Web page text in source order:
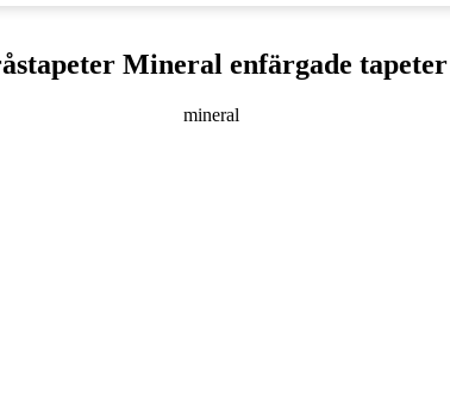
Mineral enfärgade tapeter